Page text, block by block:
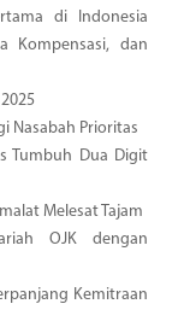
di Indonesia
Kompensasi, dan
Nasabah Prioritas
Tumbuh Dua Digit
Melesat Tajam
OJK dengan
Kemitraan